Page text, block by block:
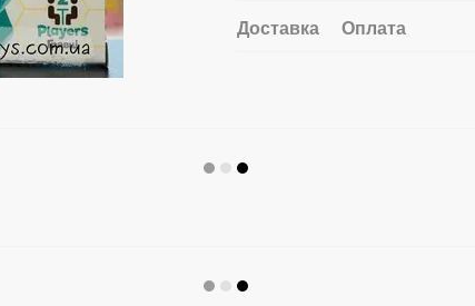
Доставка Оплата